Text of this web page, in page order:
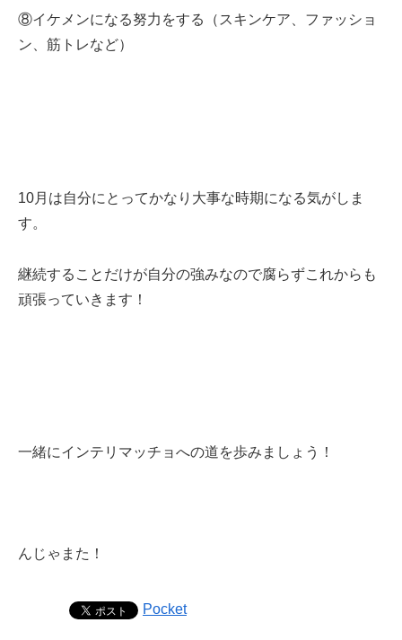
⑧イケメンになる努力をする（スキンケア、ファッショ
ン、筋トレなど）
10月は自分にとってかなり大事な時期になる気がしま
す。
継続することだけが自分の強みなので腐らずこれからも
頑張っていきます！
一緒にインテリマッチョへの道を歩みましょう！
んじゃまた！
Pocket